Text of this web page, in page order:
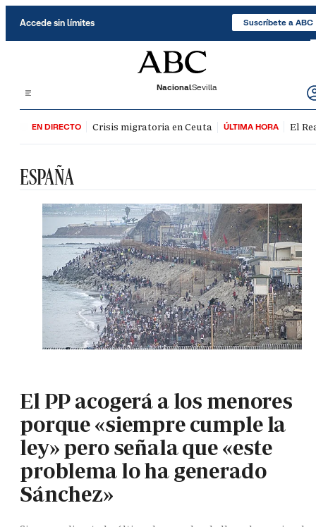
Accede sin límites Suscríbete a ABC
NacionalSevilla
EN DIRECTO Crisis migratoria en Ceuta ÚLTIMA HORA El
ESPAÑA
El PP acogerá a los menores
porque «siempre cumple la
ley» pero señala que «este
problema lo ha generado
Sánchez»